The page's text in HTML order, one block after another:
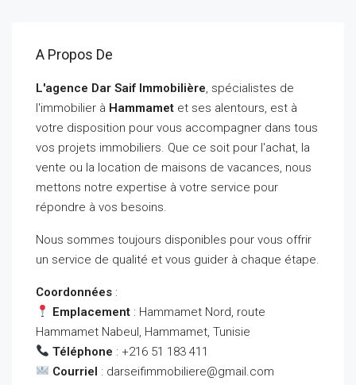
A Propos De
L'agence Dar Saif Immobilière, spécialistes de
l'immobilier à Hammamet et ses alentours, est à
votre disposition pour vous accompagner dans tous
vos projets immobiliers. Que ce soit pour l'achat, la
vente ou la location de maisons de vacances, nous
mettons notre expertise à votre service pour
répondre à vos besoins.
Nous sommes toujours disponibles pour vous offrir
un service de qualité et vous guider à chaque étape.
Coordonnées :
Emplacement : Hammamet Nord, route
Hammamet Nabeul, Hammamet, Tunisie
Téléphone : +216 51 183 411
Courriel : darseifimmobiliere@gmail.com